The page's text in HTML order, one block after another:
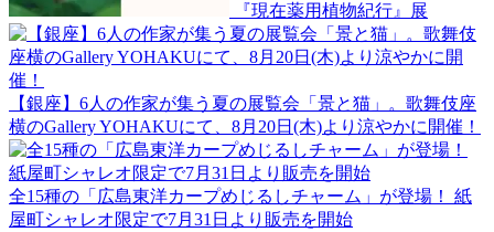
『現在薬用植物紀行』展
【銀座】6人の作家が集う夏の展覧会「景と猫」。歌舞伎座
横のGallery YOHAKUにて、8月20日(木)より涼やかに開催！
全15種の「広島東洋カープめじるしチャーム」が登場！ 紙
屋町シャレオ限定で7月31日より販売を開始